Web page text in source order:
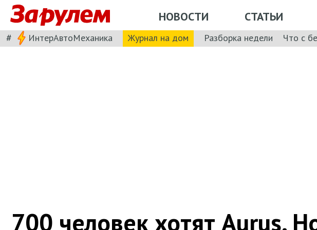
НОВОСТИ СТАТЬИ
# ИнтерАвтоМеханика Журнал на дом Разборка недели Что с
700 человек хотят Aurus.